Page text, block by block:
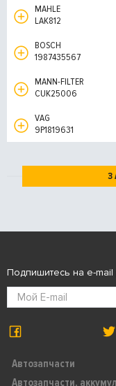
MAHLE
LAK812
BOSCH
1987435567
MANN-FILTER
CUK25006
VAG
9P1819631
Автозапчасти
Автозапчасти,
Подпишитесь на e-mail